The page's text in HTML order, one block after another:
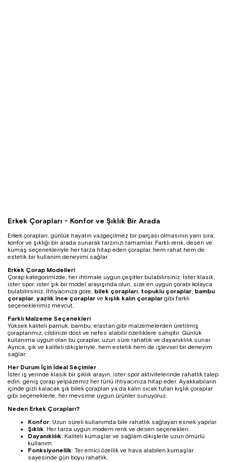
Erkek Çorapları - Konfor ve Şıklık Bir Arada
Erkek çorapları, günlük hayatın vazgeçilmez bir parçası olmasının yanı sıra,
konfor ve şıklığı bir arada sunarak tarzınızı tamamlar. Farklı renk, desen ve
kumaş seçenekleriyle her tarza hitap eden çoraplar, hem rahat hem de
estetik bir kullanım deneyimi sağlar.
Erkek Çorap Modelleri
Çorap kategorimizde, her ihtimale uygun çeşitler bulabilirsiniz. İster klasik,
ister spor, ister şık bir model arayışında olun, size en uygun çorabı kolayca
bulabilirsiniz. İhtiyacınıza göre, bilek çorapları, topuklu çoraplar, bambu
çoraplar, yazlık ince çoraplar ve kışlık kalın çoraplar gibi farklı
seçeneklerimiz mevcut.
Farklı Malzeme Seçenekleri
Yüksek kaliteli pamuk, bambu, elastan gibi malzemelerden üretilmiş
çoraplarımız, cildinize dost ve nefes alabilir özelliklere sahiptir. Günlük
kullanıma uygun olan bu çoraplar, uzun süre rahatlık ve dayanıklılık sunar.
Ayrıca, şık ve kaliteli dikişleriyle, hem estetik hem de işlevsel bir deneyim
sağlar.
Her Durum İçin İdeal Seçimler
İster iş yerinde klasik bir şıklık arayın, ister spor aktivitelerinde rahatlık talep
edin, geniş çorap yelpazemiz her türlü ihtiyacınıza hitap eder. Ayakkabıların
içinde gizli kalacak şık bilek çorapları ya da kalın sıcak tutan kışlık çoraplar
gibi seçeneklerle, her mevsime uygun ürünler sunuyoruz.
Neden Erkek Çorapları?
Konfor: Uzun süreli kullanımda bile rahatlık sağlayan esnek yapılar.
Şıklık: Her tarza uygun modern renk ve desen seçenekleri.
Dayanıklılık: Kaliteli kumaşlar ve sağlam dikişlerle uzun ömürlü
kullanım.
Fonksiyonellik: Ter emici özellik ve hava alabilen kumaşlar
sayesinde gün boyu rahatlık.